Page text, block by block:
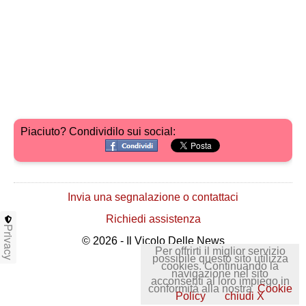
Piaciuto? Condividilo sui social:
Invia una segnalazione o contattaci
Richiedi assistenza
© 2026 - Il Vicolo Delle News
Per offrirti il miglior servizio
possibile questo sito utilizza
cookies. Continuando la
navigazione nel sito
acconsenti al loro impiego in
conformità alla nostra Cookie
Policy chiudi X
Privacy